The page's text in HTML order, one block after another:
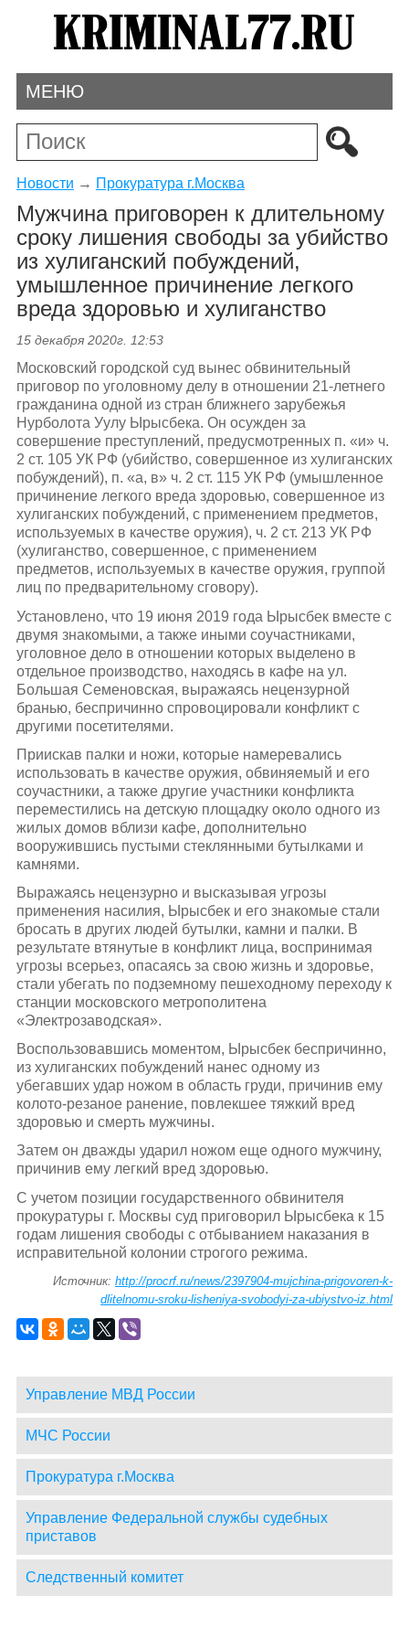
МЕНЮ
Новости → Прокуратура г.Москва
Мужчина приговорен к длительному
сроку лишения свободы за убийство
из хулиганский побуждений,
умышленное причинение легкого
вреда здоровью и хулиганство
15 декабря 2020г. 12:53
Московский городской суд вынес обвинительный
приговор по уголовному делу в отношении 21-летнего
гражданина одной из стран ближнего зарубежья
Нурболота Уулу Ырысбека. Он осужден за
совершение преступлений, предусмотренных п. «и» ч.
2 ст. 105 УК РФ (убийство, совершенное из хулиганских
побуждений), п. «а, в» ч. 2 ст. 115 УК РФ (умышленное
причинение легкого вреда здоровью, совершенное из
хулиганских побуждений, с применением предметов,
используемых в качестве оружия), ч. 2 ст. 213 УК РФ
(хулиганство, совершенное, с применением
предметов, используемых в качестве оружия, группой
лиц по предварительному сговору).
Установлено, что 19 июня 2019 года Ырысбек вместе с
двумя знакомыми, а также иными соучастниками,
уголовное дело в отношении которых выделено в
отдельное производство, находясь в кафе на ул.
Большая Семеновская, выражаясь нецензурной
бранью, беспричинно спровоцировали конфликт с
другими посетителями.
Приискав палки и ножи, которые намеревались
использовать в качестве оружия, обвиняемый и его
соучастники, а также другие участники конфликта
переместились на детскую площадку около одного из
жилых домов вблизи кафе, дополнительно
вооружившись пустыми стеклянными бутылками и
камнями.
Выражаясь нецензурно и высказывая угрозы
применения насилия, Ырысбек и его знакомые стали
бросать в других людей бутылки, камни и палки. В
результате втянутые в конфликт лица, воспринимая
угрозы всерьез, опасаясь за свою жизнь и здоровье,
стали убегать по подземному пешеходному переходу к
станции московского метрополитена
«Электрозаводская».
Воспользовавшись моментом, Ырысбек беспричинно,
из хулиганских побуждений нанес одному из
убегавших удар ножом в область груди, причинив ему
колото-резаное ранение, повлекшее тяжкий вред
здоровью и смерть мужчины.
Затем он дважды ударил ножом еще одного мужчину,
причинив ему легкий вред здоровью.
С учетом позиции государственного обвинителя
прокуратуры г. Москвы суд приговорил Ырысбека к 15
годам лишения свободы с отбыванием наказания в
исправительной колонии строгого режима.
Источник:http://procrf.ru/news/2397904-mujchina-prigovoren-k-
dlitelnomu-sroku-lisheniya-svobodyi-za-ubiystvo-iz.html
Управление МВД России
МЧС России
Прокуратура г.Москва
Управление Федеральной службы судебных
приставов
Следственный комитет